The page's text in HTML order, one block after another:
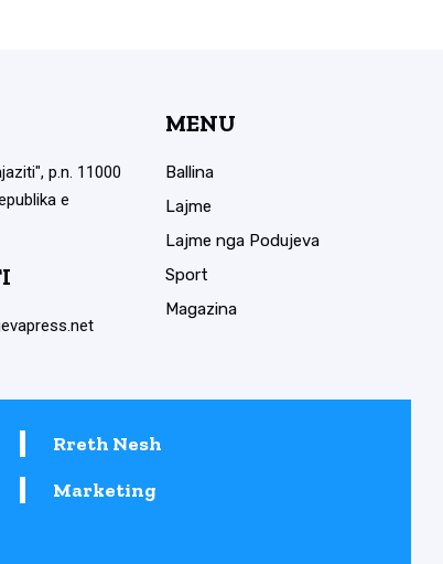
p.n. 11000
e
MENU
Ballina
Lajme
Lajme nga Podujeva
Sport
Magazina
Rreth Nesh
Marketing